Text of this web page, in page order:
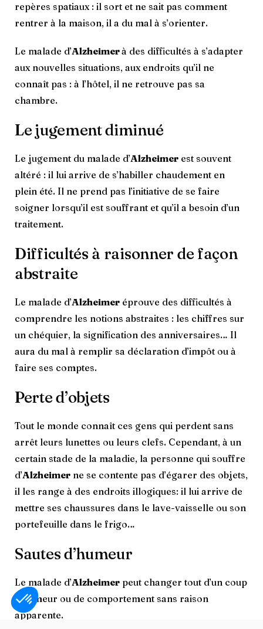
repères spatiaux : il sort et ne sait pas comment
rentrer à la maison, il a du mal à s’orienter.
Le malade d’Alzheimerà des difficultés à s’adapter
aux nouvelles situations, aux endroits qu’il ne
connaît pas : à l’hôtel, il ne retrouve pas sa
chambre.
Le jugement diminué
Le jugement du malade d’Alzheimer est souvent
altéré : il lui arrive de s’habiller chaudement en
plein été. Il ne prend pas l’initiative de se faire
soigner lorsqu’il est souffrant et qu’il a besoin d’un
traitement.
Difficultés à raisonner de façon
abstraite
Le malade d’Alzheimer éprouve des difficultés à
comprendre les notions abstraites : les chiffres sur
un chéquier, la signification des anniversaires… Il
aura du mal à remplir sa déclaration d’impôt ou à
faire ses comptes.
Perte d’objets
Tout le monde connaît ces gens qui perdent sans
arrêt leurs lunettes ou leurs clefs. Cependant, à un
certain stade de la maladie, la personne qui souffre
d’Alzheimer ne se contente pas d’égarer des objets,
il les range à des endroits illogiques: il lui arrive de
mettre ses chaussures dans le lave-vaisselle ou son
portefeuille dans le frigo…
Sautes d’humeur
Le malade d’Alzheimer peut changer tout d’un coup
d’humeur ou de comportement sans raison
apparente.